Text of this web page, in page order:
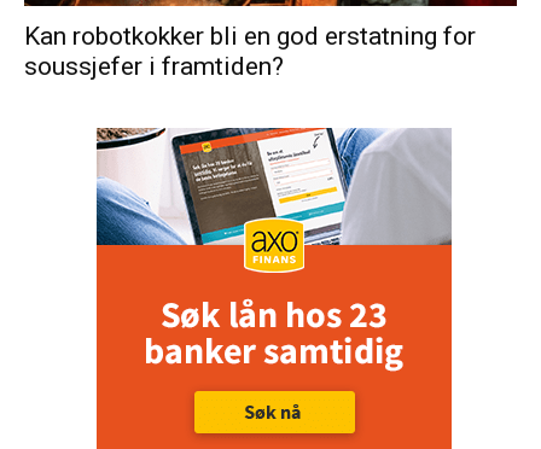
Kan robotkokker bli en god erstatning for
soussjefer i framtiden?